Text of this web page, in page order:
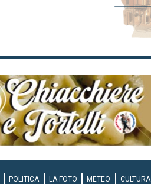
POLITICA LA FOTO METEO CULTURA